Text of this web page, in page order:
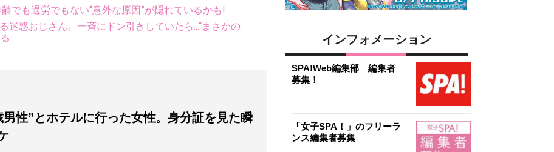
でも過労でもない“意外な原因”が隠れているかも!
惑おじさん。一斉にドン引きしていたら...“まさかの
性”とホテルに行った女性。身分証を見た瞬
インフォメーション
SPA!Web編集部 編集者
募集！
「女子SPA！」のフリーラ
ンス編集者募集